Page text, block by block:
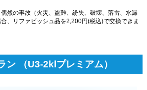
然の事故（火災、盗難、紛失、破壊、落雷、水漏
、リファビッシュ品を2,200円(税込)で交換できま
ン （U3-2klプレミアム）